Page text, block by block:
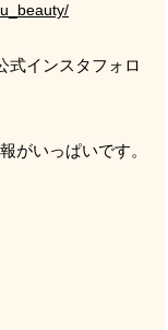
式インスタフォロ
がいっぱいです。